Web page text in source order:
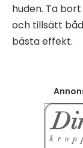
huden. Ta
och tillsätt
bästa effekt.